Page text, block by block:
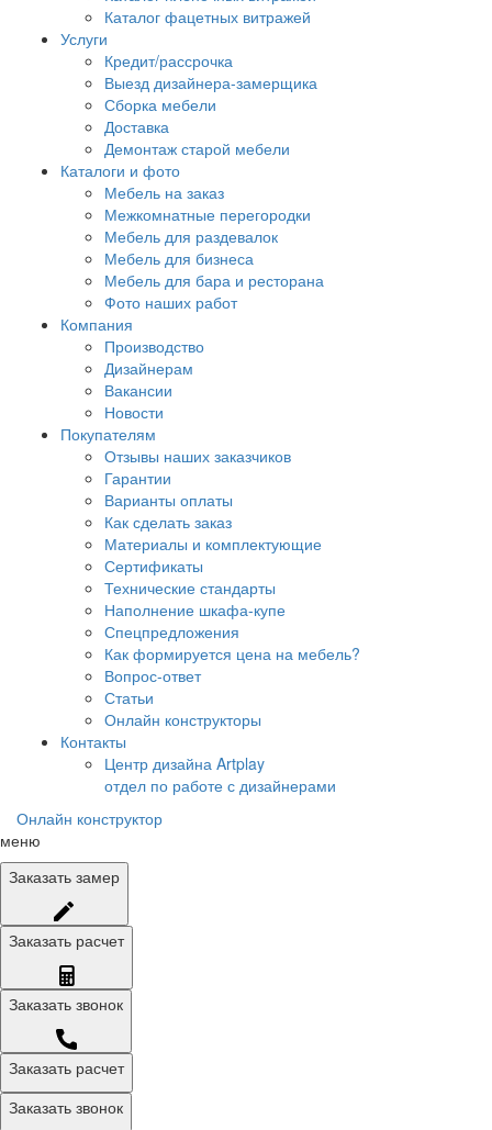
Каталог фацетных витражей
Услуги
Кредит/рассрочка
Выезд дизайнера-замерщика
Сборка мебели
Доставка
Демонтаж старой мебели
Каталоги и фото
Мебель на заказ
Межкомнатные перегородки
Мебель для раздевалок
Мебель для бизнеса
Мебель для бара и ресторана
Фото наших работ
Компания
Производство
Дизайнерам
Вакансии
Новости
Покупателям
Отзывы наших заказчиков
Гарантии
Варианты оплаты
Как сделать заказ
Материалы и комплектующие
Сертификаты
Технические стандарты
Наполнение шкафа-купе
Спецпредложения
Как формируется цена на мебель?
Вопрос-ответ
Статьи
Онлайн конструкторы
Контакты
Центр дизайна Artplay
отдел по работе с дизайнерами
Онлайн конструктор
меню
Заказать замер
Заказать расчет
Заказать звонок
Заказать расчет
Заказать звонок